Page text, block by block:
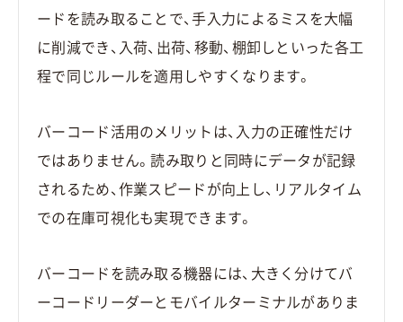
ードを読み取ることで、手入力によるミスを大幅
に削減でき、入荷、出荷、移動、棚卸しといった各工
程で同じルールを適用しやすくなります。
バーコード活用のメリットは、入力の正確性だけ
ではありません。読み取りと同時にデータが記録
されるため、作業スピードが向上し、リアルタイム
での在庫可視化も実現できます。
バーコードを読み取る機器には、大きく分けてバ
ーコードリーダーとモバイルターミナルがありま